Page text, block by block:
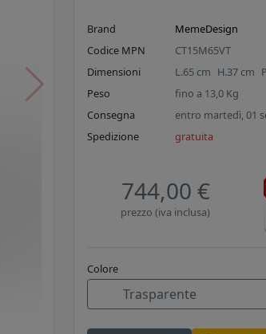
Brand
MemeDesign
Codice MPN
CT15M65VT
Dimensioni
L.65 cm H.37 cm
Peso
fino a 13,0 Kg
Consegna
entro martedì, 01
Spedizione
gratuita
744,00 €
prezzo (iva inclusa)
Colore
Trasparente